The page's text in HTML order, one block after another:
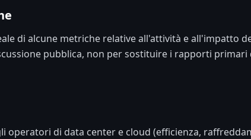
di alcune metriche relative all'attività e all'impatto
pubblica, non per sostituire i rapporti
di data center e cloud (efficienza,